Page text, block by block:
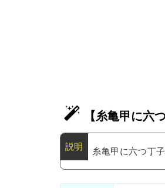
【糸亀甲に六
糸亀甲に六つ丁